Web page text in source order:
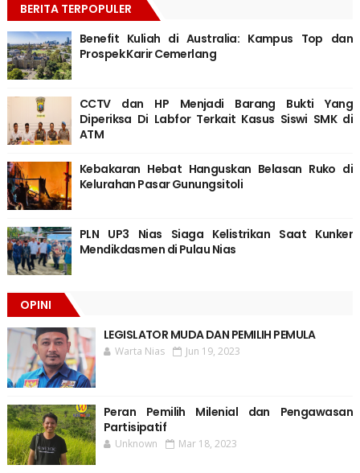
BERITA TERPOPULER
Benefit Kuliah di Australia: Kampus Top dan
Prospek Karir Cemerlang
CCTV dan HP Menjadi Barang Bukti Yang
Diperiksa Di Labfor Terkait Kasus Siswi SMK di
ATM
Kebakaran Hebat Hanguskan Belasan Ruko di
Kelurahan Pasar Gunungsitoli
PLN UP3 Nias Siaga Kelistrikan Saat Kunker
Mendikdasmen di Pulau Nias
OPINI
LEGISLATOR MUDA DAN PEMILIH PEMULA
Warta Nias Jun 19, 2023
Peran Pemilih Milenial dan Pengawasan
Partisipatif
Unknown Mar 18, 2023